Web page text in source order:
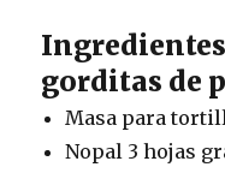
gorditas de
Masa para
Nopal 3 hojas